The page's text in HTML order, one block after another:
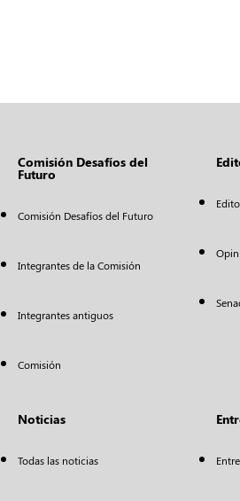
Comisión Desafíos del
Futuro
Comisión Desafíos del Futuro
Integrantes de la Comisión
Integrantes antiguos
Comisión
Noticias
Todas las noticias